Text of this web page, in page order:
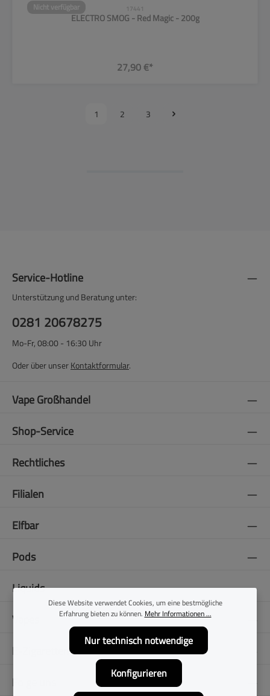
Nicht verfügbar 17441
ELECTRO SMOG - Red Magic - 200g
27,90 €*
1 2 3
Service-Hotline
Unterstützung und Beratung unter:
0281 20678275
Mo-Fr, 08:00 - 16:30 Uhr
Oder über unserKontaktformular.
Vape Großhandel
Shop-Service
Rechtliches
Filialen
Elfbar
Pods
Liquids
Vapes
E-Zigaretten
Folge uns
Diese Website verwendet Cookies, um eine bestmögliche
Erfahrung bieten zu können. Mehr Informationen ...
Nur technisch notwendige
Konfigurieren